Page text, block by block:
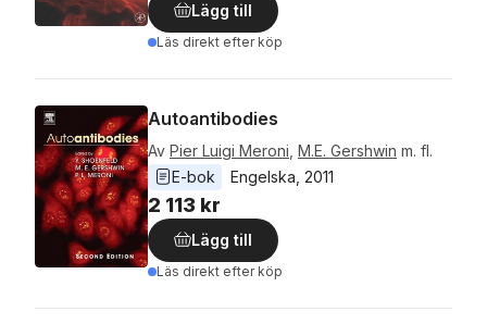
Lägg till
Läs direkt efter köp
Autoantibodies
Av Pier Luigi Meroni M.E. Gershwin m. fl.
E-bok
Engelska 2011
2 113 kr
Lägg till
Läs direkt efter köp